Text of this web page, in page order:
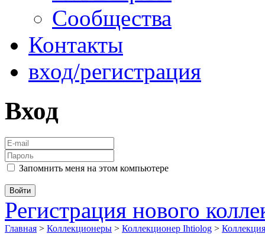
Сообщества
Контакты
вход/регистрация
Вход
Запомнить меня на этом компьютере
Регистрация нового
Главная > Коллекционеры > Коллекционер Ihtiolog >